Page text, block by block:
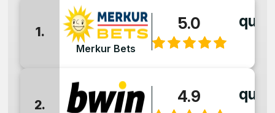
1.
Merkur Bets
5.0
2. 4.9